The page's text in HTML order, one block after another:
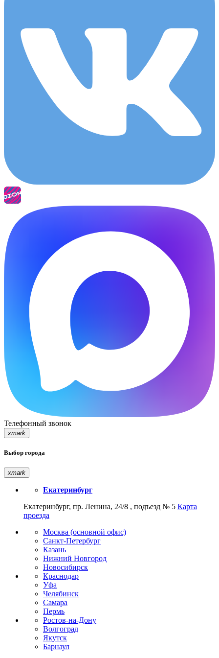
Телефонный звонок
xmark
Выбор города
xmark
Екатеринбург
Екатеринбург, пр. Ленина, 24/8 , подъезд № 5 Карта
проезда
Москва (основной офис)
Санкт-Петербург
Казань
Нижний Новгород
Новосибирск
Краснодар
Уфа
Челябинск
Самара
Пермь
Ростов-на-Дону
Волгоград
Якутск
Барнаул